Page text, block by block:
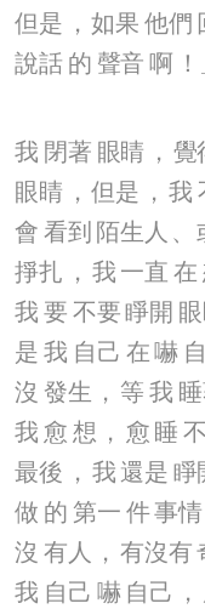
但是 ， 如果 他們
說話 的 聲音 啊 ！
我 閉著 眼睛 ， 覺
眼睛 ， 但是 ， 我
會 看到 陌生人 、
掙扎 ， 我 一直 在
我 要 不要睜開
是 我 自己 在嚇
沒 發生 ， 等 我
我 愈 想 ， 愈 睡
最後 ， 我 還是 睜
做 的 第一 件事情
沒 有人 ， 有沒有
我 自己 嚇 自己 ，